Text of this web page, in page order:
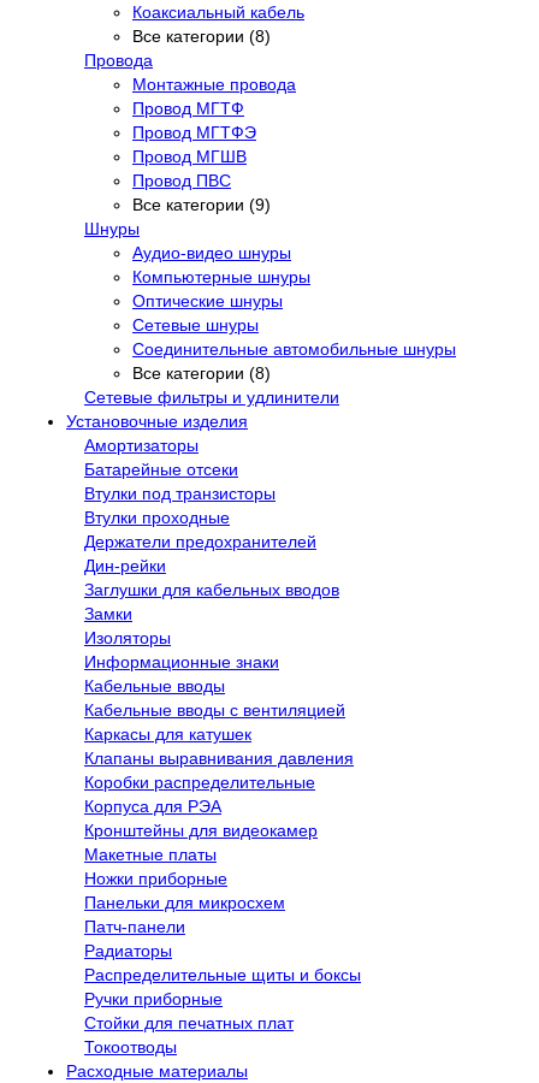
Коаксиальный кабель
Все категории (8)
Провода
Монтажные провода
Провод МГТФ
Провод МГТФЭ
Провод МГШВ
Провод ПВС
Все категории (9)
Шнуры
Аудио-видео шнуры
Компьютерные шнуры
Оптические шнуры
Сетевые шнуры
Соединительные автомобильные шнуры
Все категории (8)
Сетевые фильтры и удлинители
Установочные изделия
Амортизаторы
Батарейные отсеки
Втулки под транзисторы
Втулки проходные
Держатели предохранителей
Дин-рейки
Заглушки для кабельных вводов
Замки
Изоляторы
Информационные знаки
Кабельные вводы
Кабельные вводы с вентиляцией
Каркасы для катушек
Клапаны выравнивания давления
Коробки распределительные
Корпуса для РЭА
Кронштейны для видеокамер
Макетные платы
Ножки приборные
Панельки для микросхем
Патч-панели
Радиаторы
Распределительные щиты и боксы
Ручки приборные
Стойки для печатных плат
Токоотводы
Расходные материалы